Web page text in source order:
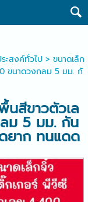
ะสงค์ทั่วไป> ขนาดเล็ก
ขนาดวงกลม 5 มม. กั
สีขาวตัวเล
ม 5 มม. กัน
ยาก ทนแดด